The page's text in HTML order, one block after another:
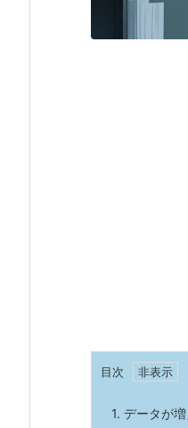
目次
1. データが増